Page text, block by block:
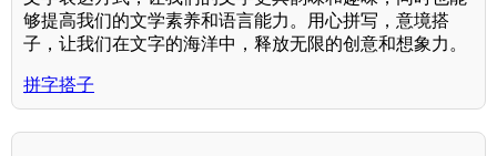
够提高我们的文学素养和语言能力。用心拼写，意境搭
子，让我们在文字的海洋中，释放无限的创意和想象力。
拼字搭子